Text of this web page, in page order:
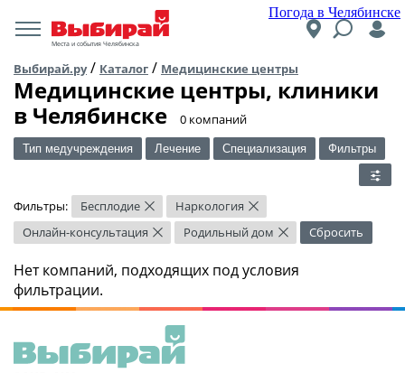
Погода в Челябинске
Места и события Челябинска
Выбирай.ру/ Каталог / Медицинские центры
Медицинские центры, клиники
в Челябинске
​0 компаний
Тип медучреждения Лечение Специализация Фильтры
Фильтры: Бесплодие × Наркология ×
Онлайн-консультация × Родильный дом × Сбросить
Нет компаний, подходящих под условия
фильтрации.